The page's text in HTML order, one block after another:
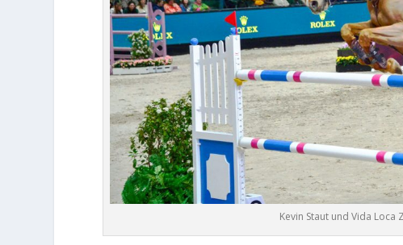
Kevin Staut und Vida